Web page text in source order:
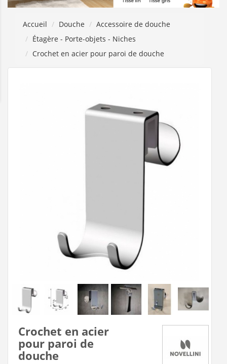
Accueil Douche
Accessoire de douche
Étagère - Porte-objets - Niches
Crochet en acier pour paroi de douche
Crochet en acier
pour paroi de
douche